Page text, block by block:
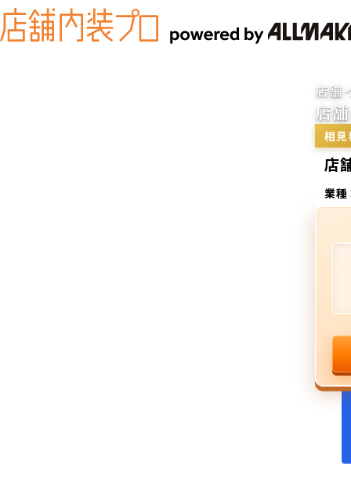
店舗
店
相
店
業